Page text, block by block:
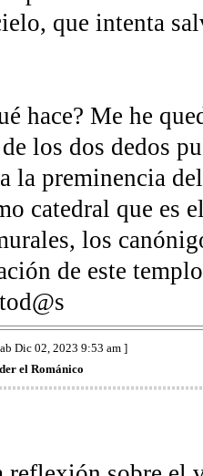
que intenta
hace? Me he
los dos dedos
la preminencia
catedral que es
los
de este
Dic 02, 2023 9:53 am ]
el Románico